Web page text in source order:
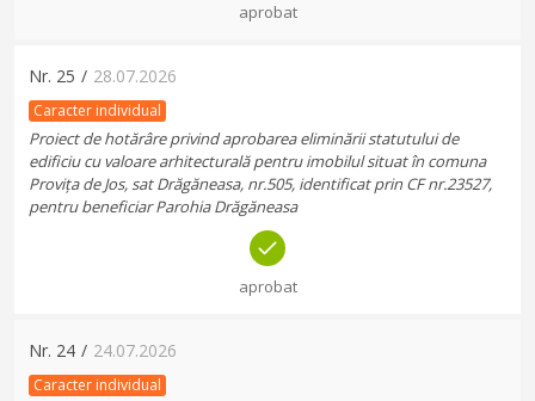
aprobat
Nr. 25 / 28.07.2026
Caracter individual
Proiect de hotărâre privind aprobarea eliminării statutului de
edificiu cu valoare arhitecturală pentru imobilul situat în comuna
Provița de Jos, sat Drăgăneasa, nr.505, identificat prin CF nr.23527,
pentru beneficiar Parohia Drăgăneasa
aprobat
Nr. 24 / 24.07.2026
Caracter individual